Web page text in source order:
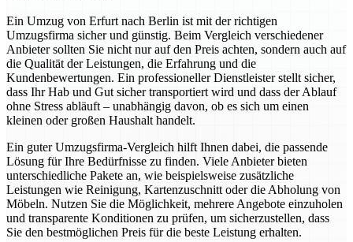
Ein Umzug von Erfurt nach Berlin ist mit der richtigen
Umzugsfirma sicher und günstig. Beim Vergleich verschiedener
Anbieter sollten Sie nicht nur auf den Preis achten, sondern auch auf
die Qualität der Leistungen, die Erfahrung und die
Kundenbewertungen. Ein professioneller Dienstleister stellt sicher,
dass Ihr Hab und Gut sicher transportiert wird und dass der Ablauf
ohne Stress abläuft – unabhängig davon, ob es sich um einen
kleinen oder großen Haushalt handelt.
Ein guter Umzugsfirma-Vergleich hilft Ihnen dabei, die passende
Lösung für Ihre Bedürfnisse zu finden. Viele Anbieter bieten
unterschiedliche Pakete an, wie beispielsweise zusätzliche
Leistungen wie Reinigung, Kartenzuschnitt oder die Abholung von
Möbeln. Nutzen Sie die Möglichkeit, mehrere Angebote einzuholen
und transparente Konditionen zu prüfen, um sicherzustellen, dass
Sie den bestmöglichen Preis für die beste Leistung erhalten.